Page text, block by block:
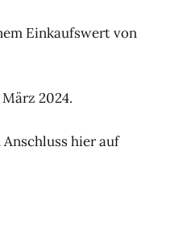
Einkaufswert von
2024.
hier auf